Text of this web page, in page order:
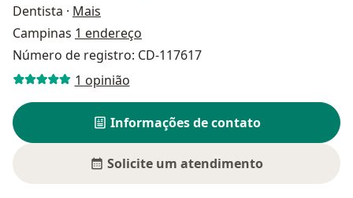
Dentista · Mais
Campinas 1 endereço
Número de registro: CD-117617
1 opinião
Informações de contato
Solicite um atendimento